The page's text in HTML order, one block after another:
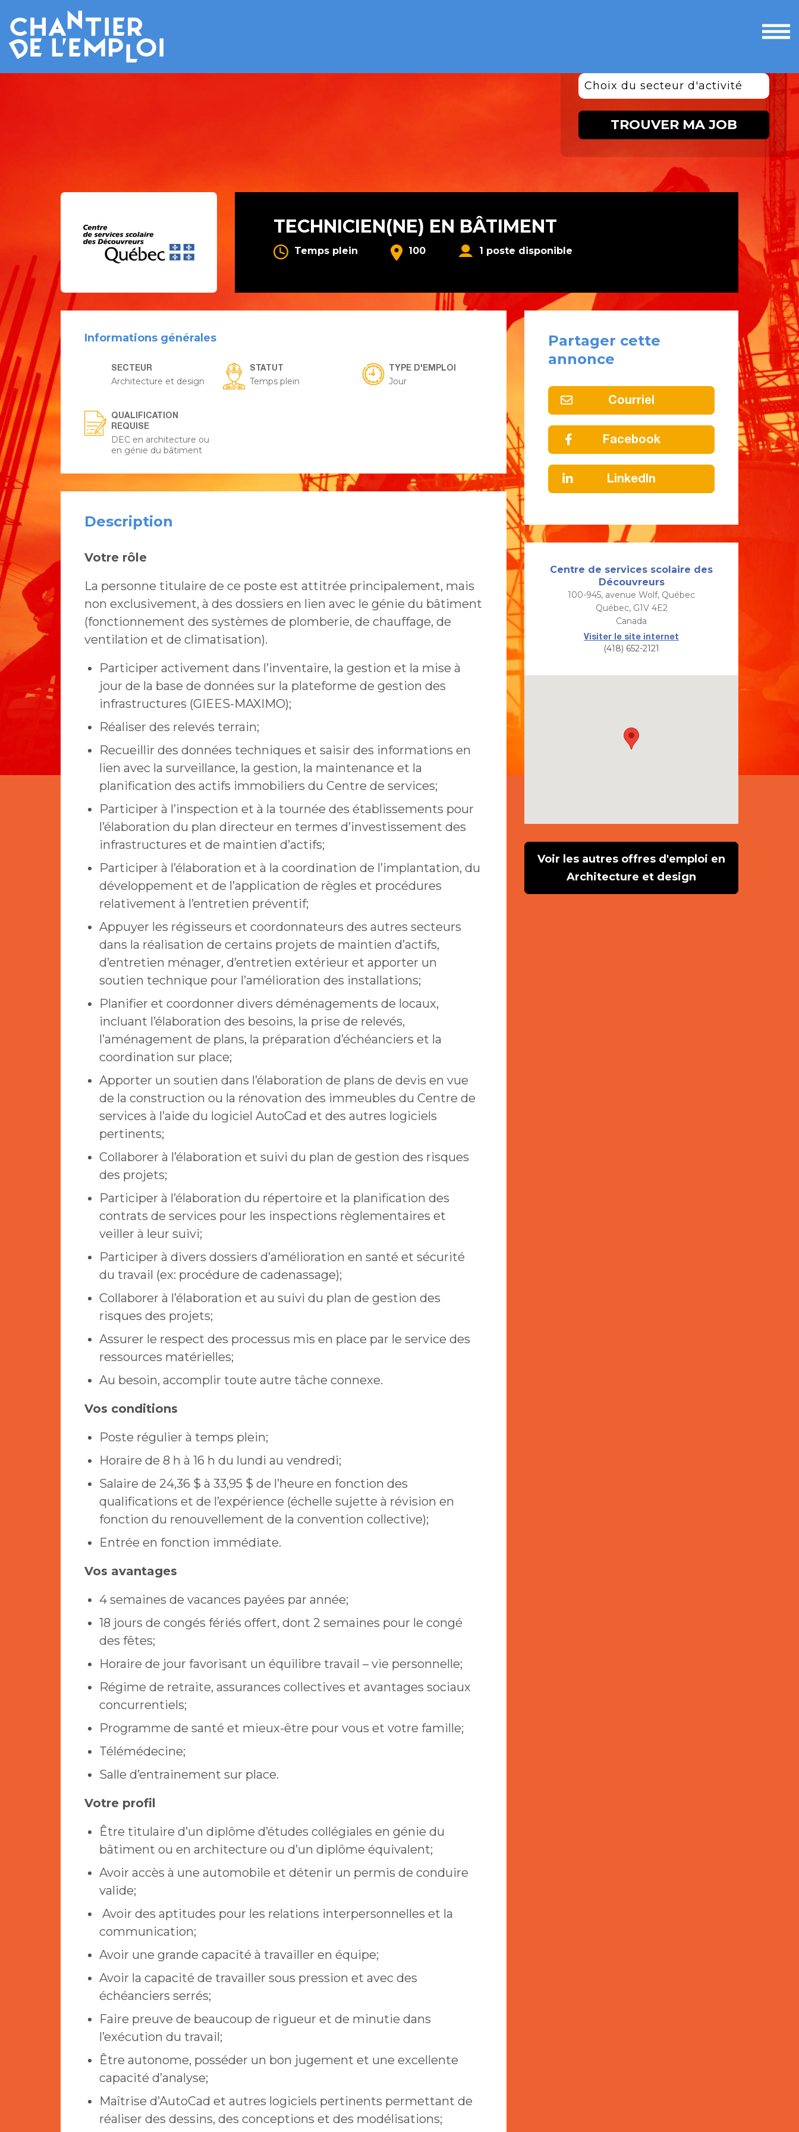
le
Choix du secteur d'activité
TROUVER MA JOB
TECHNICIEN(NE) EN BÂTIMENT
Temps plein 100 1 poste disponible
Informations générales
SECTEUR
Architecture et design
STATUT
Temps plein
TYPE D'EMPLOI
Jour
QUALIFICATION
REQUISE
DEC en architecture ou
en génie du bâtiment
Description
Votre rôle
La personne titulaire de ce poste est attitrée principalement, mais
non exclusivement, à des dossiers en lien avec le génie du bâtiment
(fonctionnement des systèmes de plomberie, de chauffage, de
ventilation et de climatisation).
Participer activement dans l’inventaire, la gestion et la mise à
jour de la base de données sur la plateforme de gestion des
infrastructures (GIEES-MAXIMO);
Réaliser des relevés terrain;
Recueillir des données techniques et saisir des informations en
lien avec la surveillance, la gestion, la maintenance et la
planification des actifs immobiliers du Centre de services;
Participer à l’inspection et à la tournée des établissements pour
l’élaboration du plan directeur en termes d’investissement des
infrastructures et de maintien d’actifs;
Participer à l’élaboration et à la coordination de l’implantation, du
développement et de l’application de règles et procédures
relativement à l’entretien préventif;
Appuyer les régisseurs et coordonnateurs des autres secteurs
dans la réalisation de certains projets de maintien d’actifs,
d’entretien ménager, d’entretien extérieur et apporter un
soutien technique pour l’amélioration des installations;
Planifier et coordonner divers déménagements de locaux,
incluant l’élaboration des besoins, la prise de relevés,
l’aménagement de plans, la préparation d’échéanciers et la
coordination sur place;
Apporter un soutien dans l’élaboration de plans de devis en vue
de la construction ou la rénovation des immeubles du Centre de
services à l’aide du logiciel AutoCad et des autres logiciels
pertinents;
Collaborer à l’élaboration et suivi du plan de gestion des risques
des projets;
Participer à l’élaboration du répertoire et la planification des
contrats de services pour les inspections règlementaires et
veiller à leur suivi;
Participer à divers dossiers d’amélioration en santé et sécurité
du travail (ex: procédure de cadenassage);
Collaborer à l’élaboration et au suivi du plan de gestion des
risques des projets;
Assurer le respect des processus mis en place par le service des
ressources matérielles;
Au besoin, accomplir toute autre tâche connexe.
Vos conditions
Poste régulier à temps plein;
Horaire de 8 h à 16 h du lundi au vendredi;
Salaire de 24,36 $ à 33,95 $ de l’heure en fonction des
qualifications et de l’expérience (échelle sujette à révision en
fonction du renouvellement de la convention collective);
Entrée en fonction immédiate.
Vos avantages
4 semaines de vacances payées par année;
18 jours de congés fériés offert, dont 2 semaines pour le congé
des fêtes;
Horaire de jour favorisant un équilibre travail – vie personnelle;
Régime de retraite, assurances collectives et avantages sociaux
concurrentiels;
Programme de santé et mieux-être pour vous et votre famille;
Télémédecine;
Salle d’entrainement sur place.
Votre profil
Être titulaire d’un diplôme d’études collégiales en génie du
bâtiment ou en architecture ou d’un diplôme équivalent;
Avoir accès à une automobile et détenir un permis de conduire
valide;
Avoir des aptitudes pour les relations interpersonnelles et la
communication;
Avoir une grande capacité à travailler en équipe;
Avoir la capacité de travailler sous pression et avec des
échéanciers serrés;
Faire preuve de beaucoup de rigueur et de minutie dans
l’exécution du travail;
Être autonome, posséder un bon jugement et une excellente
capacité d’analyse;
Maîtrise d’AutoCad et autres logiciels pertinents permettant de
réaliser des dessins, des conceptions et des modélisations;
Partager cette
annonce
Courriel
Facebook
LinkedIn
Centre de services scolaire des
Découvreurs
100-945, avenue Wolf, Québec
Québec, G1V 4E2
Canada
Visiter le site internet
(418) 652-2121
Voir les autres offres d'emploi en
Architecture et design